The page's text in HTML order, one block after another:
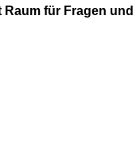
für Fragen und